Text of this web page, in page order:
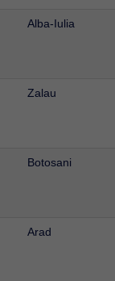
Alba-Iulia
Zalau
Botosani
Arad